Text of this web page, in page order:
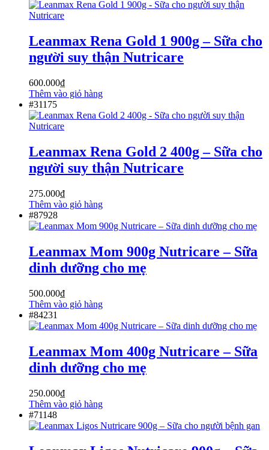
Leanmax Rena Gold 1 900g – Sữa cho
người suy thận Nutricare
600.000₫
Thêm vào giỏ hàng
#31175
Leanmax Rena Gold 2 400g – Sữa cho
người suy thận Nutricare
275.000₫
Thêm vào giỏ hàng
#87928
Leanmax Mom 900g Nutricare – Sữa
dinh dưỡng cho mẹ
500.000₫
Thêm vào giỏ hàng
#84231
Leanmax Mom 400g Nutricare – Sữa
dinh dưỡng cho mẹ
250.000₫
Thêm vào giỏ hàng
#71148